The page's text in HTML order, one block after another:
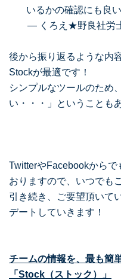
いるかの確認にも良
— くろえ★野良社労
後から振り返るような内
Stockが最適です！
シンプルなツールのため
い・・・」ということも
TwitterやFacebookから
おりますので、いつでも
引き続き、ご要望頂いて
デートしていきます！
チームの情報を、最も簡
「Stock（ストック）」